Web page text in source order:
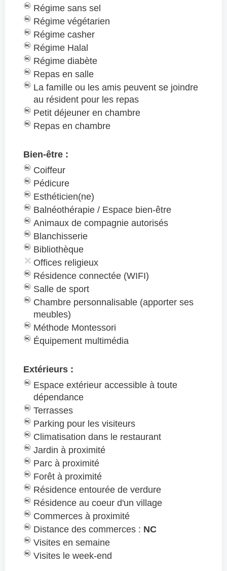
Régime sans sel
Régime végétarien
Régime casher
Régime Halal
Régime diabète
Repas en salle
La famille ou les amis peuvent se joindre
au résident pour les repas
Petit déjeuner en chambre
Repas en chambre
Bien-être :
Coiffeur
Pédicure
Esthéticien(ne)
Balnéothérapie / Espace bien-être
Animaux de compagnie autorisés
Blanchisserie
Bibliothèque
Offices religieux
Résidence connectée (WIFI)
Salle de sport
Chambre personnalisable (apporter ses
meubles)
Méthode Montessori
Équipement multimédia
Extérieurs :
Espace extérieur accessible à toute
dépendance
Terrasses
Parking pour les visiteurs
Climatisation dans le restaurant
Jardin à proximité
Parc à proximité
Forêt à proximité
Résidence entourée de verdure
Résidence au coeur d'un village
Commerces à proximité
Distance des commerces : NC
Visites en semaine
Visites le week-end